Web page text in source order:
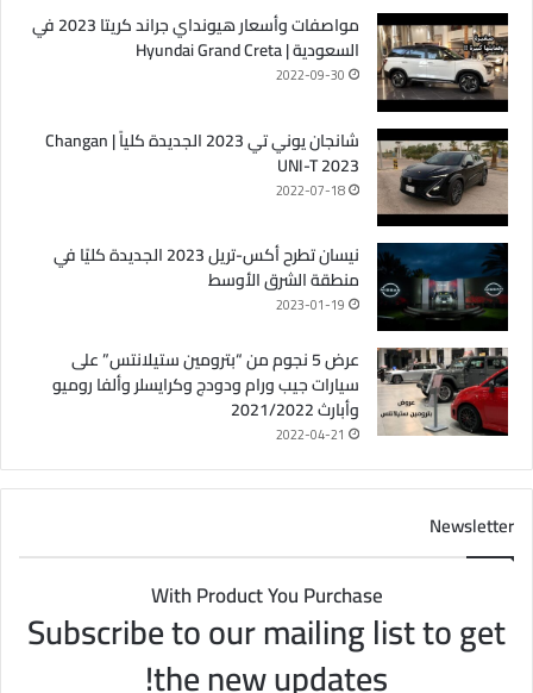
مواصفات وأسعار هيونداي جراند كريتا 2023 في
السعودية | Hyundai Grand Creta
2022-09-30
شانجان يوني تي 2023 الجديدة كلياً | Changan
UNI-T 2023
2022-07-18
نيسان تطرح أكس-تريل 2023 الجديدة كليًا في
منطقة الشرق الأوسط
2023-01-19
عرض 5 نجوم من “بترومين ستيلانتس” على
سيارات جيب ورام ودودج وكرايسلر وألفا روميو
وأبارث 2021/2022
2022-04-21
Newsletter
With Product You Purchase
Subscribe to our mailing list to get
the new updates!